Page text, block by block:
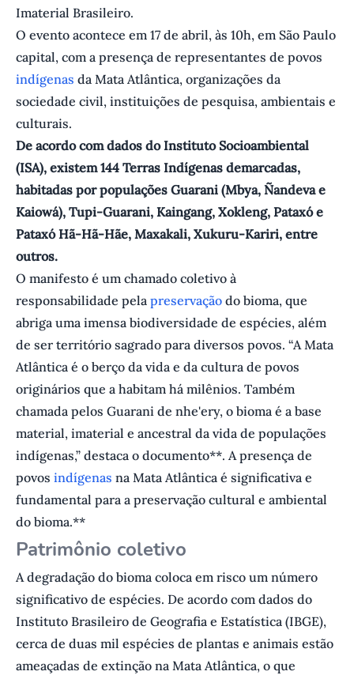
Imaterial Brasileiro.
O evento acontece em 17 de abril, às 10h, em São Paulo
capital, com a presença de representantes de povos
indígenas da Mata Atlântica, organizações da
sociedade civil, instituições de pesquisa, ambientais e
culturais.
De acordo com dados do Instituto Socioambiental
(ISA), existem 144 Terras Indígenas demarcadas,
habitadas por populações Guarani (Mbya, Ñandeva e
Kaiowá), Tupi-Guarani, Kaingang, Xokleng, Pataxó e
Pataxó Hã-Hã-Hãe, Maxakali, Xukuru-Kariri, entre
outros.
O manifesto é um chamado coletivo à
responsabilidade pela preservação do bioma, que
abriga uma imensa biodiversidade de espécies, além
de ser território sagrado para diversos povos. “A Mata
Atlântica é o berço da vida e da cultura de povos
originários que a habitam há milênios. Também
chamada pelos Guarani de nhe'ery, o bioma é a base
material, imaterial e ancestral da vida de populações
indígenas,” destaca o documento**. A presença de
povos indígenas na Mata Atlântica é significativa e
fundamental para a preservação cultural e ambiental
do bioma.**
Patrimônio coletivo
A degradação do bioma coloca em risco um número
significativo de espécies. De acordo com dados do
Instituto Brasileiro de Geografia e Estatística (IBGE),
cerca de duas mil espécies de plantas e animais estão
ameaçadas de extinção na Mata Atlântica, o que